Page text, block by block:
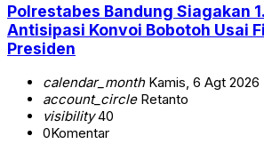
Polrestabes Bandung Siagakan
Antisipasi Konvoi Bobotoh Usai
Presiden
calendar_monthKamis, 6 Agt 2026
account_circleRetanto
visibility40
0Komentar